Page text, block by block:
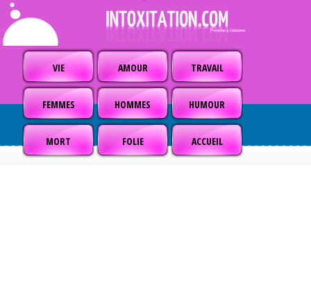
VIE AMOUR TRAVAIL
FEMMES HOMMES HUMOUR
MORT FOLIE ACCUEIL